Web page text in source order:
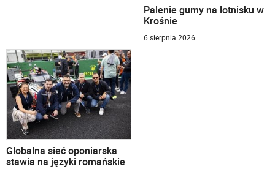
Palenie gumy na lotnisku w
Krośnie
6 sierpnia 2026
Globalna sieć oponiarska
stawia na języki romańskie